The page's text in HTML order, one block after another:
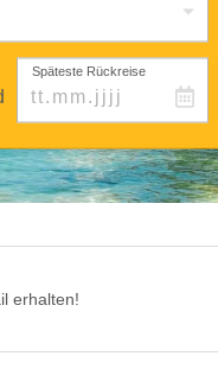
Späteste Rückreise
erhalten!